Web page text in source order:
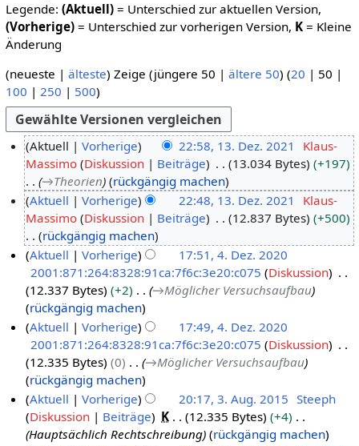
Legende: (Aktuell)= Unterschied zur aktuellen Version,
(Vorherige)= Unterschied zur vorherigen Version, K= Kleine
Änderung
(neueste | älteste) Zeige (jüngere 50 | ältere 50) (20 | 50 |
100 | 250 | 500)
z
e
2
Aktuell Vorherige 22:58, 13. Dez. 2021
Klaus-
Massimo Diskussion Beiträge 13.034 Bytes
+197
→Theorien
rückgängig machen
Aktuell
Vorherige 22:48, 13. Dez. 2021
Klaus-
Massimo Diskussion Beiträge 12.837 Bytes +500
K
e
i
n
e
B
e
a
r
b
e
rückgängig machen
e
b
Aktuell Vorherige
17:51, 4. Dez. 2020
2001:871:264:8328:91ca:7f6c:3e20:c075 Diskussion
12.337 Bytes
+2 →Möglicher Versuchsaufbau
rückgängig machen
Aktuell
Vorherige
17:49, 4. Dez. 2020
2001:871:264:8328:91ca:7f6c:3e20:c075 Diskussion
12.335 Bytes
0 →Möglicher Versuchsaufbau
rückgängig machen
Aktuell Vorherige 20:17, 3. Aug. 2015 Steeph
Diskussion
Beiträge K 12.335 Bytes
+4
Hauptsächlich Rechtschreibung
rückgängig machen